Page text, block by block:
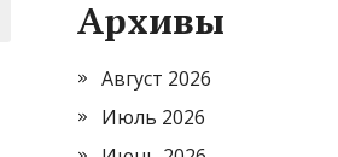
Архивы
Август 2026
Июль 2026